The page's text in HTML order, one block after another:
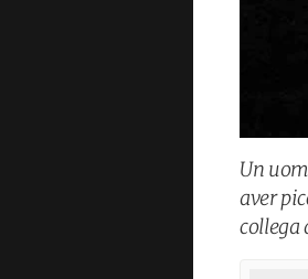
Un
aver
collega